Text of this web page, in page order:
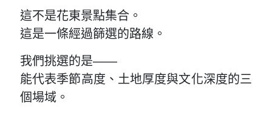
這不是花東景點集合。
這是一條經過篩選的路線。
我們挑選的是——
能代表季節高度、土地厚度與文化深度的三
個場域。